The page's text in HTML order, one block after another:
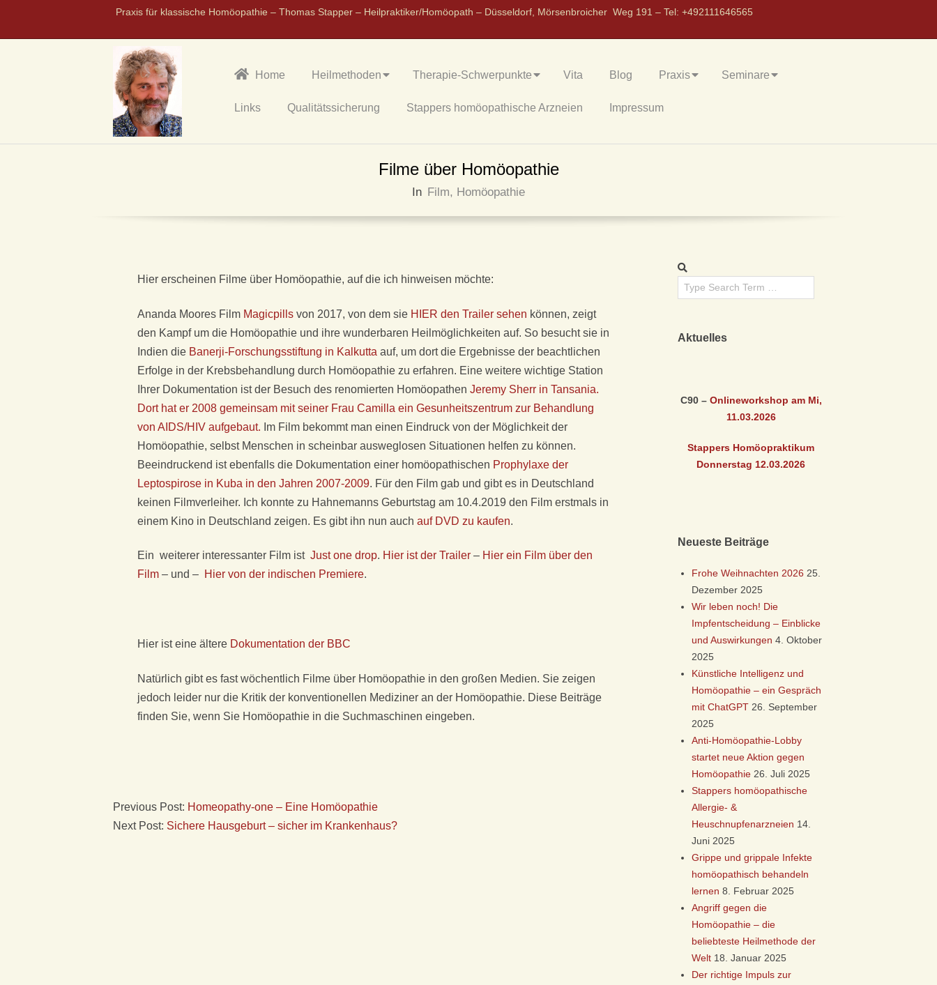
Praxis für klassische Homöopathie – Thomas Stapper – Heilpraktiker/Homöopath – Düsseldorf, Mörsenbroicher Weg 191 – Tel: +492111646565
P
O
Home Heilmethoden Therapie-Schwerpunkte Vita Blog Praxis Seminare
Links Qualitätssicherung Stappers homöopathische Arzneien Impressum
Filme über Homöopathie
In Film, Homöopathie
Hier erscheinen Filme über Homöopathie, auf die ich hinweisen möchte:
Ananda Moores Film Magicpills von 2017, von dem sie HIER den Trailer sehen können, zeigt
den Kampf um die Homöopathie und ihre wunderbaren Heilmöglichkeiten auf. So besucht sie in
Indien die Banerji-Forschungsstiftung in Kalkutta auf, um dort die Ergebnisse der beachtlichen
Erfolge in der Krebsbehandlung durch Homöopathie zu erfahren. Eine weitere wichtige Station
Ihrer Dokumentation ist der Besuch des renomierten Homöopathen Jeremy Sherr in Tansania.
Dort hat er 2008 gemeinsam mit seiner Frau Camilla ein Gesunheitszentrum zur Behandlung
von AIDS/HIV aufgebaut. Im Film bekommt man einen Eindruck von der Möglichkeit der
Homöopathie, selbst Menschen in scheinbar ausweglosen Situationen helfen zu können.
Beeindruckend ist ebenfalls die Dokumentation einer homöopathischen Prophylaxe der
Leptospirose in Kuba in den Jahren 2007-2009. Für den Film gab und gibt es in Deutschland
keinen Filmverleiher. Ich konnte zu Hahnemanns Geburtstag am 10.4.2019 den Film erstmals in
einem Kino in Deutschland zeigen. Es gibt ihn nun auch auf DVD zu kaufen.
Ein weiterer interessanter Film ist Just one drop. Hier ist der Trailer – Hier ein Film über den
Film – und – Hier von der indischen Premiere.
Hier ist eine ältere Dokumentation der BBC
Natürlich gibt es fast wöchentlich Filme über Homöopathie in den großen Medien. Sie zeigen
jedoch leider nur die Kritik der konventionellen Mediziner an der Homöopathie. Diese Beiträge
finden Sie, wenn Sie Homöopathie in die Suchmaschinen eingeben.
Previous Post: Homeopathy-one – Eine Homöopathie
Next Post: Sichere Hausgeburt – sicher im Krankenhaus?
Aktuelles
C90 – Onlineworkshop am Mi,
11.03.2026
Stappers Homöopraktikum
Donnerstag 12.03.2026
Neueste Beiträge
Frohe Weihnachten 2026 25.
Dezember 2025
Wir leben noch! Die
Impfentscheidung – Einblicke
und Auswirkungen 4. Oktober
2025
Künstliche Intelligenz und
Homöopathie – ein Gespräch
mit ChatGPT 26. September
2025
Anti-Homöopathie-Lobby
startet neue Aktion gegen
Homöopathie 26. Juli 2025
Stappers homöopathische
Allergie- &
Heuschnupfenarzneien 14.
Juni 2025
Grippe und grippale Infekte
homöopathisch behandeln
lernen 8. Februar 2025
Angriff gegen die
Homöopathie – die
beliebteste Heilmethode der
Welt 18. Januar 2025
Der richtige Impuls zur